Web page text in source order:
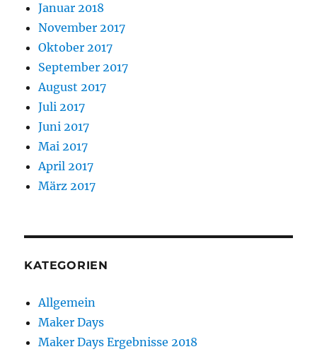
Januar 2018
November 2017
Oktober 2017
September 2017
August 2017
Juli 2017
Juni 2017
Mai 2017
April 2017
März 2017
KATEGORIEN
Allgemein
Maker Days
Maker Days Ergebnisse 2018